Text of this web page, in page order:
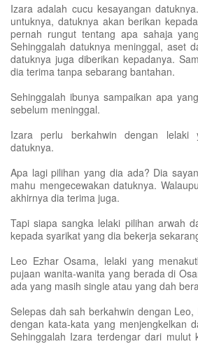
Izara adalah cucu kesayangan
untuknya, datuknya akan berikan
pernah rungut tentang apa sahaja
Sehinggalah datuknya meninggal, aset
datuknya juga diberikan kepadanya.
dia terima tanpa sebarang bantahan.
Sehinggalah ibunya sampaikan apa
sebelum meninggal.
Izara perlu berkahwin dengan
datuknya.
Apa lagi pilihan yang dia ada? Dia
mahu mengecewakan datuknya.
akhirnya dia terima juga.
Tapi siapa sangka lelaki pilihan arwah
kepada syarikat yang dia bekerja
Leo Ezhar Osama, lelaki yang
pujaan wanita-wanita yang berada di
ada yang masih single atau yang dah
Selepas dah sah berkahwin dengan
dengan kata-kata yang menjengkelkan
Sehinggalah Izara terdengar dari mulut